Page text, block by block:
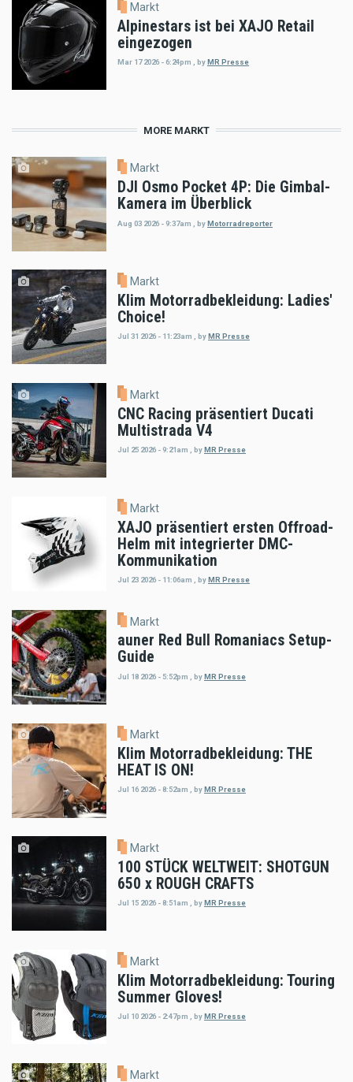
Markt
Alpinestars ist bei XAJO Retail
eingezogen
Mar 17 2026 - 6:24pm , byMR Presse
MORE MARKT
Markt
DJI Osmo Pocket 4P: Die Gimbal-
Kamera im Überblick
Aug 03 2026 - 9:37am byMotorradreporter
Markt
Klim Motorradbekleidung: Ladies'
Choice!
Jul 31 2026 - 11:23am , by MR Presse
Markt
CNC Racing präsentiert Ducati
Multistrada V4
Jul 25 2026 - 9:21am byMR Presse
Markt
XAJO präsentiert ersten Offroad-
Helm mit integrierter DMC-
Kommunikation
Jul 23 2026 - 11:06am byMR Presse
Markt
auner Red Bull Romaniacs Setup-
Guide
Jul 18 2026 - 5:52pm byMR Presse
Markt
Klim Motorradbekleidung: THE
HEAT IS ON!
Jul 16 2026 - 8:52am , by MR Presse
Markt
100 STÜCK WELTWEIT: SHOTGUN
650 x ROUGH CRAFTS
Jul 15 2026 - 8:51am , byMR Presse
Markt
Klim Motorradbekleidung: Touring
Summer Gloves!
Jul 10 2026 - 2:47pm byMR Presse
Markt